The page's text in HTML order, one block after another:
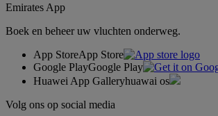
Emirates App
Boek en beheer uw vluchten onderweg.
App StoreApp Store
Google PlayGoogle Play
Huawei App Galleryhuawai os
Volg ons op social media